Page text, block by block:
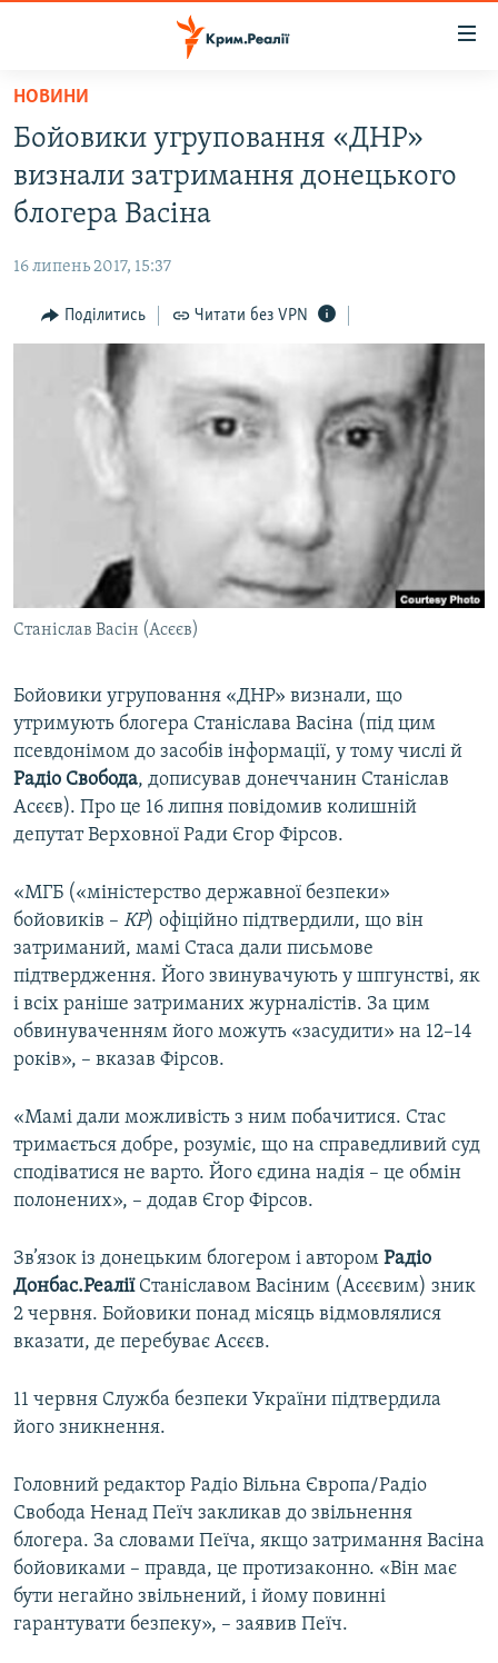
Перейти
основного
матеріалу
Перейти
до
основної
Перейти
до
ВІДЕО ТА ФОТО
БЛОГИ
ПОГЛЯД
ВСЕ ЗА ДЕНЬ
СПЕЦПРОЕКТИ
СВІДЧЕННЯ ОКУПАЦІЇ
УКРАЇНСЬКА ПРОБЛЕМА КРИМУ
ІНФОГРАФІКА
ЯК ОБІЙТИ БЛОКУВАННЯ
Qırımtatar
ДОЛУЧАЙСЯ!
Усі сайти RFE/RL
НОВИНИ
Бойовики угруповання «ДНР»
визнали затримання донецького
блогера Васіна
16 липень 2017, 15:37
Поділитись Читати без VPN
Станіслав Васін (Асєєв)
Бойовики угруповання «ДНР» визнали, що
утримують блогера Станіслава Васіна (під цим
псевдонімом до засобів інформації, у тому числі й
Радіо Свобода, дописував донеччанин Станіслав
Асєєв). Про це 16 липня повідомив колишній
депутат Верховної Ради Єгор Фірсов.
«МГБ («міністерство державної безпеки»
бойовиків – КР) офіційно підтвердили, що він
затриманий, мамі Стаса дали письмове
підтвердження. Його звинувачують у шпгунстві, як
і всіх раніше затриманих журналістів. За цим
обвинуваченням його можуть «засудити» на 12–14
років», – вказав Фірсов.
«Мамі дали можливість з ним побачитися. Стас
тримається добре, розуміє, що на справедливий суд
сподіватися не варто. Його єдина надія – це обмін
полонених», – додав Єгор Фірсов.
Зв’язок із донецьким блогером і автором Радіо
Донбас.Реалії Станіславом Васіним (Асєєвим) зник
2 червня. Бойовики понад місяць відмовлялися
вказати, де перебуває Асєєв.
11 червня Служба безпеки України підтвердила
його зникнення.
Головний редактор Радіо Вільна Європа/Радіо
Свобода Ненад Пеїч закликав до звільнення
блогера. За словами Пеїча, якщо затримання Васіна
бойовиками – правда, це протизаконно. «Він має
бути негайно звільнений, і йому повинні
гарантувати безпеку», – заявив Пеїч.